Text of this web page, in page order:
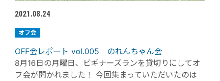
2021.08.24
オフ会
OFF会レポート vol.005 のれんちゃん会
8月16日の月曜日、ビギナーズランを貸切りにしてオ
フ会が開かれました！ 今回集まっていただいたのは